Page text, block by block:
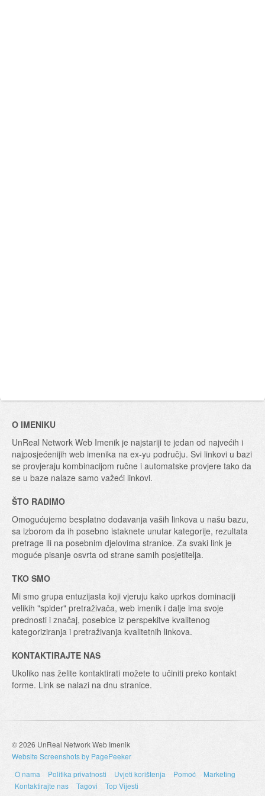
O IMENIKU
UnReal Network Web Imenik je najstariji te jedan od najvećih i
najposjećenijih web imenika na ex-yu području. Svi linkovi u bazi
se provjeraju kombinacijom ručne i automatske provjere tako da
se u baze nalaze samo važeći linkovi.
ŠTO RADIMO
Omogućujemo besplatno dodavanja vaših linkova u našu bazu,
sa izborom da ih posebno istaknete unutar kategorije, rezultata
pretrage ili na posebnim djelovima stranice. Za svaki link je
moguće pisanje osvrta od strane samih posjetitelja.
TKO SMO
Mi smo grupa entuzijasta koji vjeruju kako uprkos dominaciji
velikih "spider" pretraživača, web imenik i dalje ima svoje
prednosti i značaj, posebice iz perspekitve kvalitenog
kategoriziranja i pretraživanja kvalitetnih linkova.
KONTAKTIRAJTE NAS
Ukoliko nas želite kontaktirati možete to učiniti preko kontakt
forme. Link se nalazi na dnu stranice.
© 2026 UnReal Network Web Imenik
Website Screenshots by PagePeeker
O nama
Politika privatnosti Uvjeti korištenja Pomoć
Marketing
Kontaktirajte nas
Tagovi Top Vijesti